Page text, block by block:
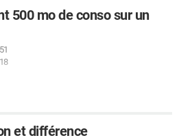
500 mo de conso sur un
et différence